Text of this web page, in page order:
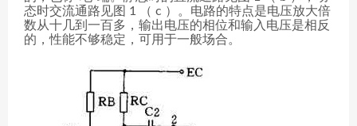
态时交流通路见图 1 （ c ）。电路的特点是电压放大倍
数从十几到一百多，输出电压的相位和输入电压是相反
的，性能不够稳定，可用于一般场合。